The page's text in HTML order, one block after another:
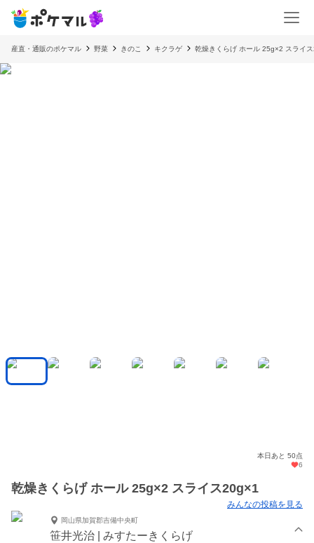
産直・通販のポケマル 野菜 きのこ キクラゲ 乾燥きくらげ ホール 25g×2 スライ
本日あと 50点
6
乾燥きくらげ ホール 25g×2 スライス20g×1
みんなの投稿を見る
岡山県加賀郡吉備中央町
笹井光治 | みすたーきくらげ